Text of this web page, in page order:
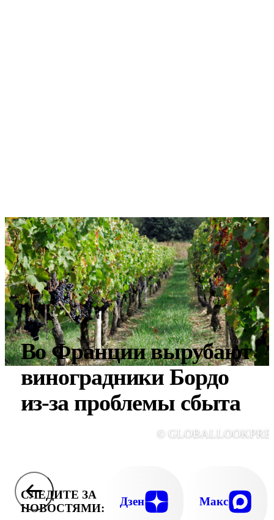
Во Франции вырубают
виноградники Бордо
из-за проблемы сбыта
©
СЛЕДИТЕ ЗА
НОВОСТЯМИ:
Дзен Макс